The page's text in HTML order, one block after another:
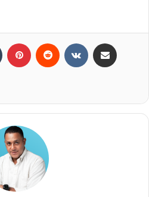
Tumblr Pinterest Reddit VKontakte